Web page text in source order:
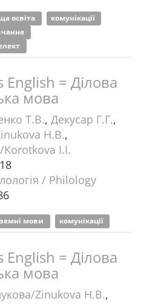
освіта
комунікації
English = Ділова
мова
Т.В., Декусар Г.Г.,
Н.В.,
І.І.
/ Philology
мови комунікації
English = Ділова
мова
Zinukova Н.В.,